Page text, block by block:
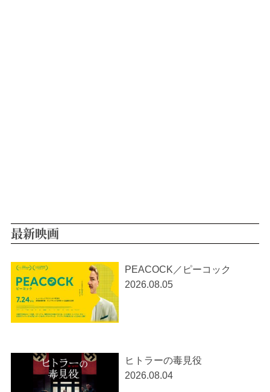
最新映画
PEACOCK／ピーコック
2026.08.05
ヒトラーの毒見役
2026.08.04